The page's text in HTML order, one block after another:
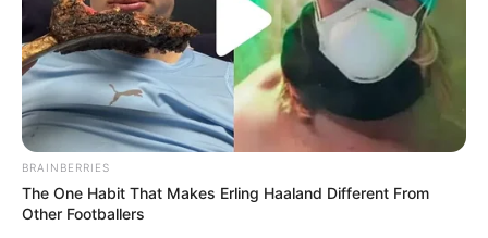
BRAINBERRIES
The One Habit That Makes Erling Haaland Different From
Other Footballers